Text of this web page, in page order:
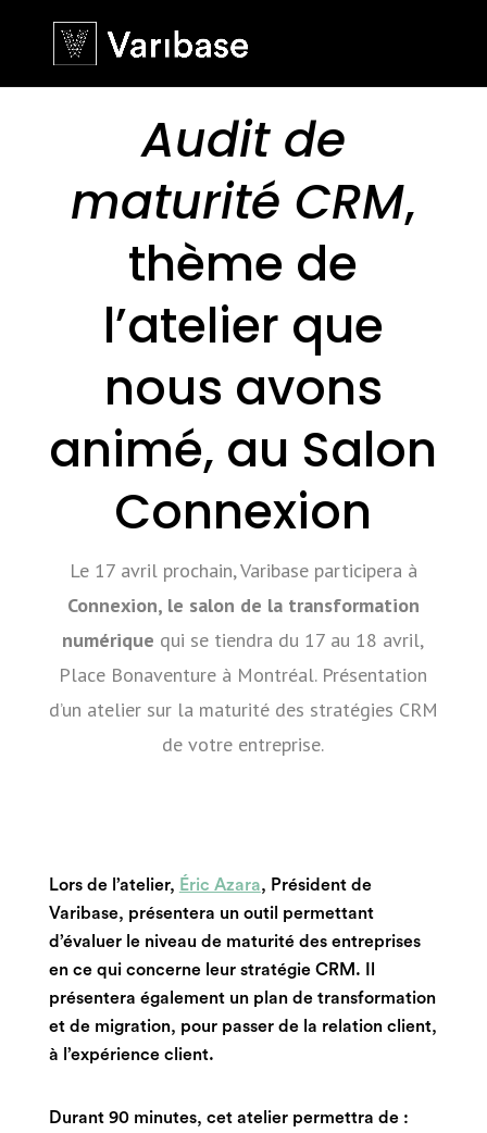
Audit de
maturité CRM,
thème de
l’atelier que
nous avons
animé, au Salon
Connexion
Le 17 avril prochain, Varibase participera à
Connexion, le salon de la transformation
numérique qui se tiendra du 17 au 18 avril,
Place Bonaventure à Montréal. Présentation
d’un atelier sur la maturité des stratégies CRM
de votre entreprise.
Lors de l’atelier, Éric Azara, Président de
Varibase, présentera un outil permettant
d’évaluer le niveau de maturité des entreprises
en ce qui concerne leur stratégie CRM. Il
présentera également un plan de transformation
et de migration, pour passer de la relation client,
à l’expérience client.
Durant 90 minutes, cet atelier permettra de :